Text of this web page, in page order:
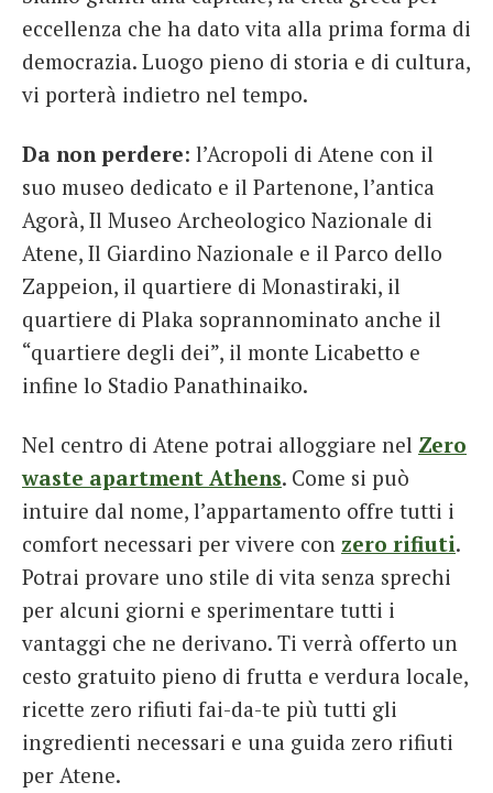
eccellenza che ha dato vita alla prima forma di
democrazia. Luogo pieno di storia e di cultura,
vi porterà indietro nel tempo.
Da non perdere: l’Acropoli di Atene con il
suo museo dedicato e il Partenone, l’antica
Agorà, Il Museo Archeologico Nazionale di
Atene, Il Giardino Nazionale e il Parco dello
Zappeion, il quartiere di Monastiraki, il
quartiere di Plaka soprannominato anche il
“quartiere degli dei”, il monte Licabetto e
infine lo Stadio Panathinaiko.
Nel centro di Atene potrai alloggiare nel Zero
waste apartment Athens. Come si può
intuire dal nome, l’appartamento offre tutti i
comfort necessari per vivere con zero rifiuti.
Potrai provare uno stile di vita senza sprechi
per alcuni giorni e sperimentare tutti i
vantaggi che ne derivano. Ti verrà offerto un
cesto gratuito pieno di frutta e verdura locale,
ricette zero rifiuti fai-da-te più tutti gli
ingredienti necessari e una guida zero rifiuti
per Atene.